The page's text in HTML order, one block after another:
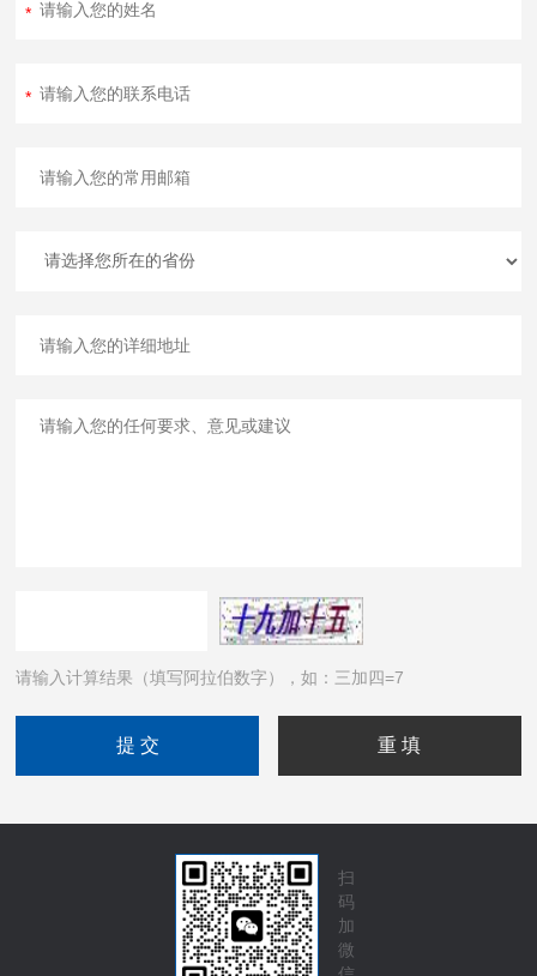
请输入计算结果（填写阿拉伯数字），如：三加四=7
扫
码
加
微